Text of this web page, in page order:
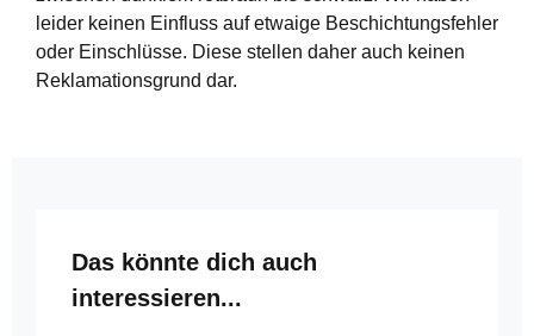
leider keinen Einfluss auf etwaige Beschichtungsfehler
oder Einschlüsse. Diese stellen daher auch keinen
Reklamationsgrund dar.
Produktgalerie überspringen
Das könnte dich auch
interessieren...